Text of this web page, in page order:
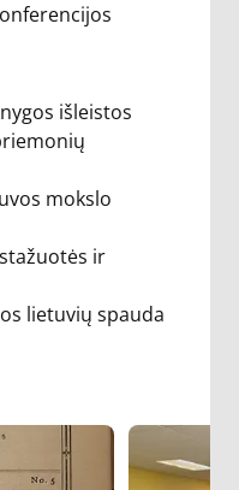
išleistos
mokslo
ir
lietuvių spauda